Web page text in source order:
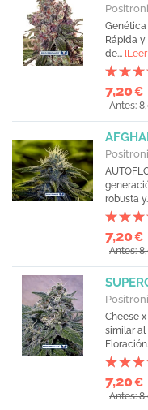
Rápida
de...
7,20€
Antes:
robusta
7,20€
Antes:
Cheese
similar al
7,20€
Antes: